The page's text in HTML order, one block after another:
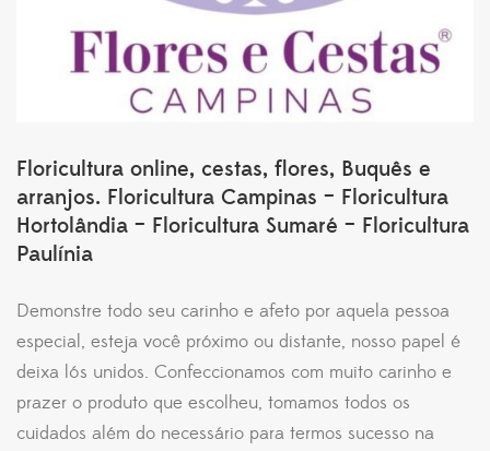
Floricultura online, cestas, flores, Buquês e
arranjos. Floricultura Campinas – Floricultura
Hortolândia – Floricultura Sumaré – Floricultura
Paulínia
Demonstre todo seu carinho e afeto por aquela pessoa
especial, esteja você próximo ou distante, nosso papel é
deixa lós unidos. Confeccionamos com muito carinho e
prazer o produto que escolheu, tomamos todos os
cuidados além do necessário para termos sucesso na